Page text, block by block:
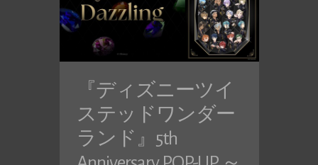
『ディズニーツイ
ステッドワンダー
ランド』5th